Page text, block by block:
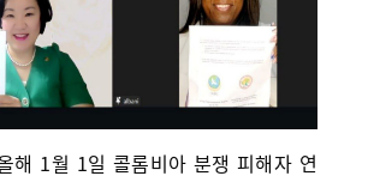
해 1월 1일 콜롬비아 분쟁 피해자 연